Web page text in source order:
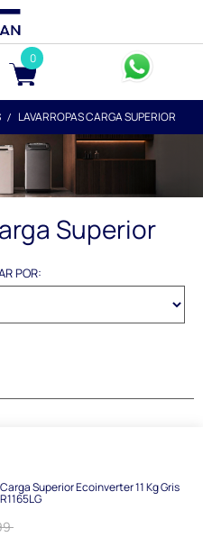
0
LAVARROPAS CARGA SUPERIOR
Superior
POR:
Superior Ecoinverter 11 Kg Gris